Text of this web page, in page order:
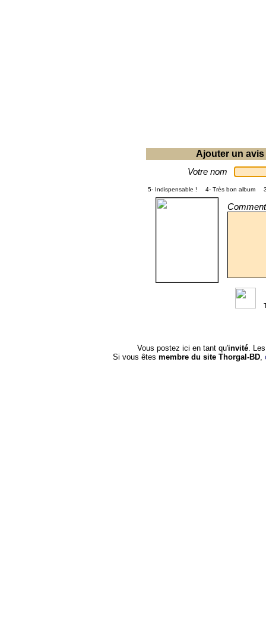
Ajouter un
Votre nom
5- Indispensable ! 4- Très bon album
Vous postez ici en tant qu'invité.
Si vous êtes membre du site Thorgal-BD,